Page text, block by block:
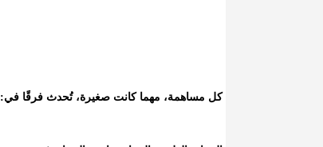
كل مساهمة، مهما كانت صغيرة، تُحدث فرقًا في: